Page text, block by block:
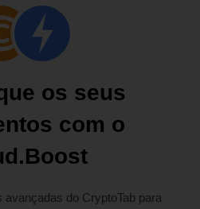
os seus
com o
avançadas do CryptoTab para